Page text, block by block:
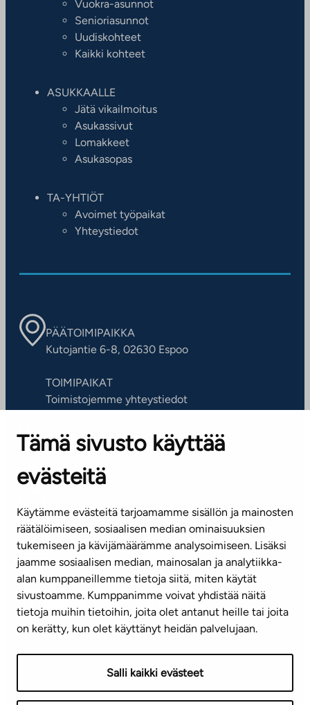
Tämä sivusto käyttää
evästeitä
Käytämme evästeitä tarjoamamme sisällön ja mainosten
räätälöimiseen, sosiaalisen median ominaisuuksien
tukemiseen ja kävijämäärämme analysoimiseen. Lisäksi
jaamme sosiaalisen median, mainosalan ja analytiikka-
alan kumppaneillemme tietoja siitä, miten käytät
sivustoamme. Kumppanimme voivat yhdistää näitä
tietoja muihin tietoihin, joita olet antanut heille tai joita
on kerätty, kun olet käyttänyt heidän palvelujaan.
Salli kaikki evästeet
Vuokra-asunnot
Senioriasunnot
Uudiskohteet
Kaikki kohteet
ASUKKAALLE
Jätä vikailmoitus
Asukassivut
Lomakkeet
Asukasopas
TA-YHTIÖT
Avoimet työpaikat
Yhteystiedot
PÄÄTOIMIPAIKKA
Kutojantie 6-8, 02630 Espoo
TOIMIPAIKAT
Toimistojemme yhteystiedot
ASIAKASPALVELUKESKUS
Puh. 045 7734 3777
(arkisin klo 8-16)
info@ta.fi
Tilaa uutiskirje
Mediapankki
TietosuojaselosteSaavutettavuusseloste